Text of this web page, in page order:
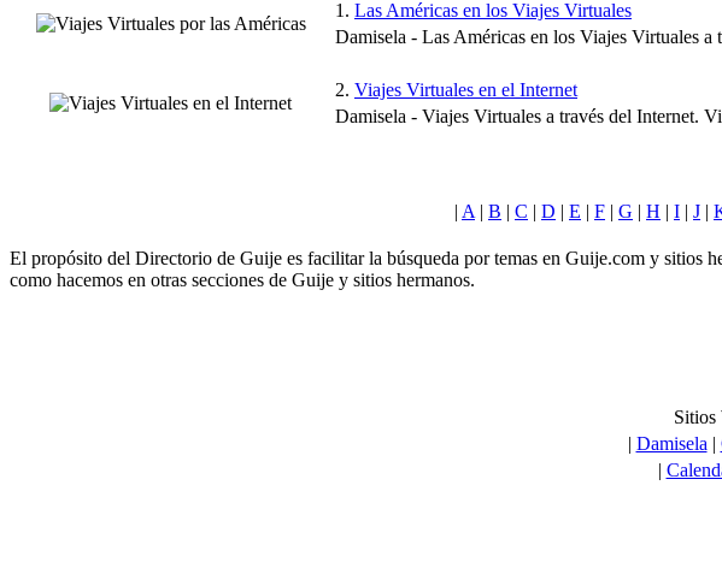
1. Las Américas en los Viajes Virtuales
Damisela - Las Américas en los Viajes Virtuales a
2. Viajes Virtuales en el Internet
Damisela - Viajes Virtuales a través del Internet.
| A | B | C | D | E | F | G | H | I | J |
El propósito del Directorio de Guije es facilitar la búsqueda por temas en Guije.com y sitios
como hacemos en otras secciones de Guije y sitios hermanos.
Sitios
| Damisela |
|